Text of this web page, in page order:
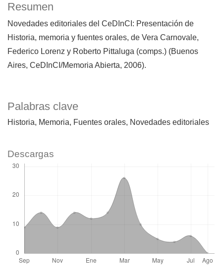
Palabras clave
Historia Memoria Fuentes orales Novedades editoriales
Resumen
Novedades editoriales del CeDInCI: Presentación de
Historia, memoria y fuentes orales, de Vera Carnovale,
Federico Lorenz y Roberto Pittaluga (comps.) (Buenos
Aires, CeDInCI/Memoria Abierta, 2006).
Descargas